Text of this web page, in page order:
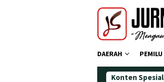
DAERAH PEMILU
Konten Spesial